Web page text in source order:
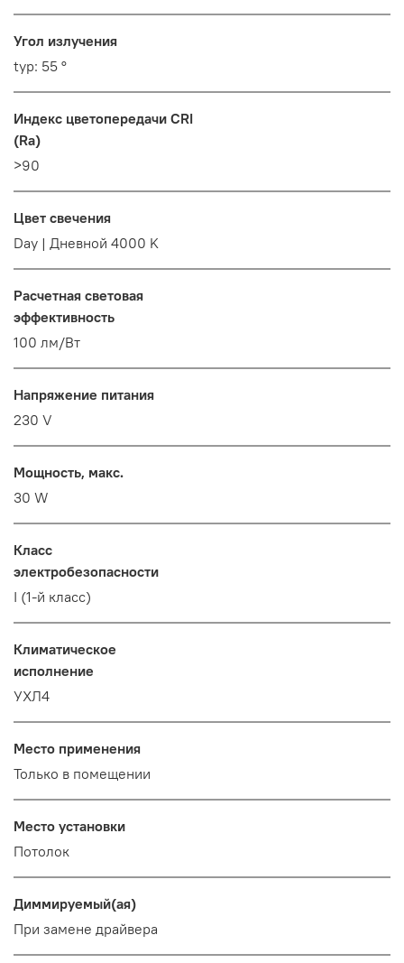
Угол излучения
typ: 55 °
Индекс цветопередачи CRI
(Ra)
>90
Цвет свечения
Day | Дневной 4000 K
Расчетная световая
эффективность
100 лм/Вт
Напряжение питания
230 V
Мощность, макс.
30 W
Класс
электробезопасности
I (1-й класс)
Климатическое
исполнение
УХЛ4
Место применения
Только в помещении
Место установки
Потолок
Диммируемый(ая)
При замене драйвера